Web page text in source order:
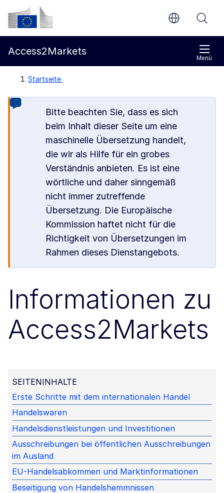
Weiter zum Hauptteil
Europäische Kommission
Menü
Access2Markets
Startseite
Bitte beachten Sie, dass es sich
beim Inhalt dieser Seite um eine
maschinelle Übersetzung handelt,
die wir als Hilfe für ein grobes
Verständnis anbieten. Es ist eine
wörtliche und daher sinngemäß
nicht immer zutreffende
Übersetzung. Die Europäische
Kommission haftet nicht für die
Richtigkeit von Übersetzungen im
Rahmen dieses Dienstangebots.
Informationen zu
Access2Markets
SEITENINHALTE
Erste Schritte mit dem internationalen Handel
Handelswaren
Handelsdienstleistungen und Investitionen
Ausschreibungen bei öffentlichen Ausschreibungen
im Ausland
EU-Handelsabkommen und Marktinformationen
Beseitigung von Handelshemmnissen